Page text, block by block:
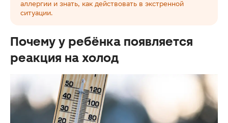
аллергии и знать, как действовать в экстренной
ситуации.
Почему у ребёнка появляется
реакция на холод